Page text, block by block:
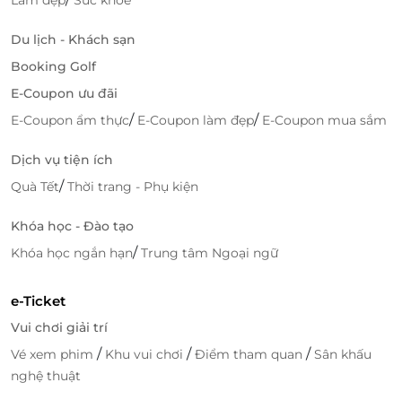
Du lịch - Khách sạn
Booking Golf
E-Coupon ưu đãi
E-Coupon ẩm thực/ E-Coupon làm đẹp/ E-Coupon mua sắm
Dịch vụ tiện ích
Quà Tết/Thời trang - Phụ kiện
Khóa học - Đào tạo
Khóa học ngắn hạn/Trung tâm Ngoại ngữ
e-Ticket
Vui chơi giải trí
Vé xem phim / Khu vui chơi /Điểm tham quan /Sân khấu
nghệ thuật